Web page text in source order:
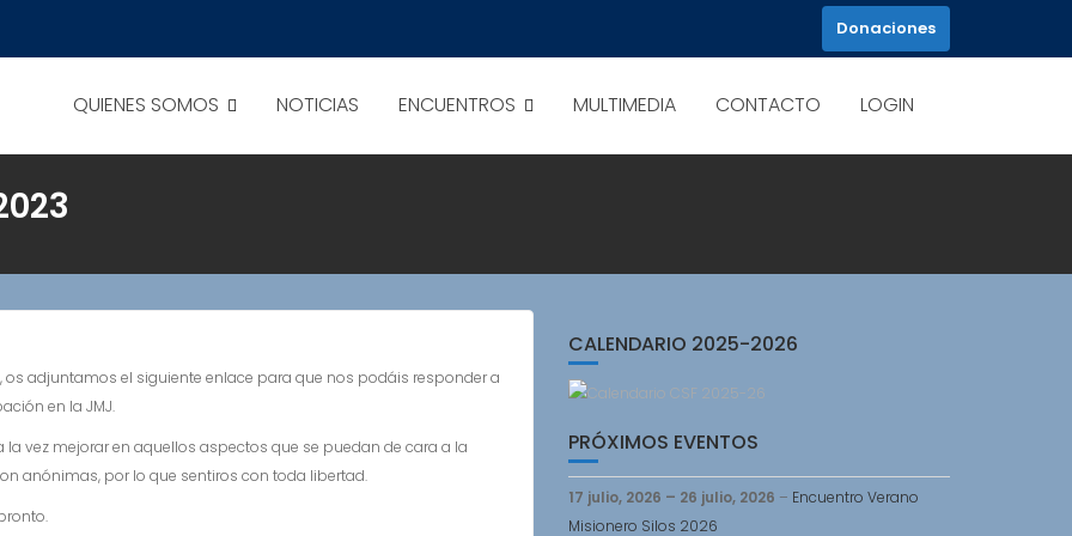
Donaciones
QUIENES SOMOS NOTICIAS ENCUENTROS MULTIMEDIA CONTACTO LOGIN
adjuntamos el siguiente enlace para que nos podáis responder a
en la JMJ.
vez mejorar en aquellos aspectos que se puedan de cara a la
anónimas, por lo que sentiros con toda libertad.
CALENDARIO 2025-2026
PRÓXIMOS EVENTOS
17 julio, 2026 – 26 julio, 2026 – Encuentro Verano
Misionero Silos 2026